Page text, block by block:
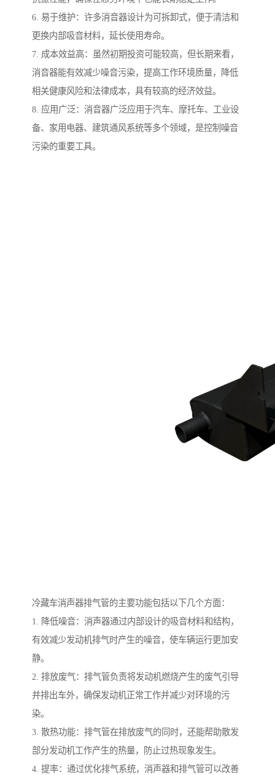
6. 易于维护：许多消音器设计为可拆卸式，便于清洁和
更换内部吸音材料，延长使用寿命。
7. 成本效益高：虽然初期投资可能较高，但长期来看，
消音器能有效减少噪音污染，提高工作环境质量，降低
相关健康风险和法律成本，具有较高的经济效益。
8. 应用广泛：消音器广泛应用于汽车、摩托车、工业设
备、家用电器、建筑通风系统等多个领域，是控制噪音
污染的重要工具。
冷藏车消声器排气管的主要功能包括以下几个方面：
1. 降低噪音：消声器通过内部设计的吸音材料和结构，
有效减少发动机排气时产生的噪音，使车辆运行更加安
静。
2. 排放废气：排气管负责将发动机燃烧产生的废气引导
并排出车外，确保发动机正常工作并减少对环境的污
染。
3. 散热功能：排气管在排放废气的同时，还能帮助散发
部分发动机工作产生的热量，防止过热现象发生。
4. 提率：通过优化排气系统，消声器和排气管可以改善